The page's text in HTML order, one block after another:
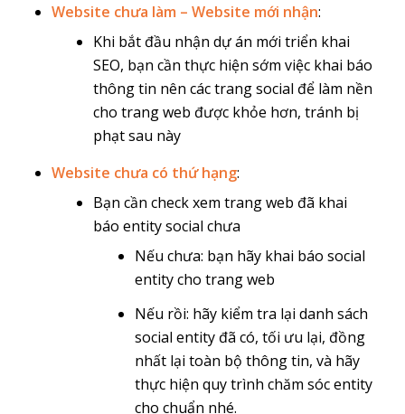
Website chưa làm – Website mới nhận:
Khi bắt đầu nhận dự án mới triển khai
SEO, bạn cần thực hiện sớm việc khai báo
thông tin nên các trang social để làm nền
cho trang web được khỏe hơn, tránh bị
phạt sau này
Website chưa có thứ hạng:
Bạn cần check xem trang web đã khai
báo entity social chưa
Nếu chưa: bạn hãy khai báo social
entity cho trang web
Nếu rồi: hãy kiểm tra lại danh sách
social entity đã có, tối ưu lại, đồng
nhất lại toàn bộ thông tin, và hãy
thực hiện quy trình chăm sóc entity
cho chuẩn nhé.